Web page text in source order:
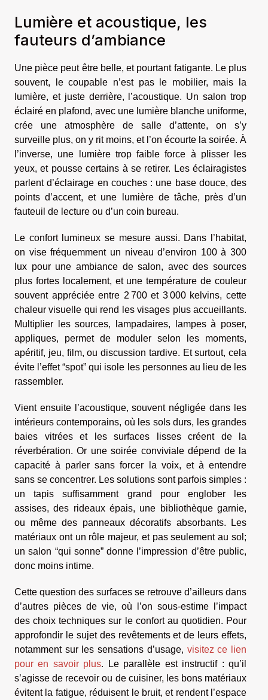
Lumière et acoustique, les
fauteurs d’ambiance
Une pièce peut être belle, et pourtant fatigante. Le plus
souvent, le coupable n’est pas le mobilier, mais la
lumière, et juste derrière, l’acoustique. Un salon trop
éclairé en plafond, avec une lumière blanche uniforme,
crée une atmosphère de salle d’attente, on s’y
surveille plus, on y rit moins, et l’on écourte la soirée. À
l’inverse, une lumière trop faible force à plisser les
yeux, et pousse certains à se retirer. Les éclairagistes
parlent d’éclairage en couches : une base douce, des
points d’accent, et une lumière de tâche, près d’un
fauteuil de lecture ou d’un coin bureau.
Le confort lumineux se mesure aussi. Dans l’habitat,
on vise fréquemment un niveau d’environ 100 à 300
lux pour une ambiance de salon, avec des sources
plus fortes localement, et une température de couleur
souvent appréciée entre 2 700 et 3 000 kelvins, cette
chaleur visuelle qui rend les visages plus accueillants.
Multiplier les sources, lampadaires, lampes à poser,
appliques, permet de moduler selon les moments,
apéritif, jeu, film, ou discussion tardive. Et surtout, cela
évite l’effet “spot” qui isole les personnes au lieu de les
rassembler.
Vient ensuite l’acoustique, souvent négligée dans les
intérieurs contemporains, où les sols durs, les grandes
baies vitrées et les surfaces lisses créent de la
réverbération. Or une soirée conviviale dépend de la
capacité à parler sans forcer la voix, et à entendre
sans se concentrer. Les solutions sont parfois simples :
un tapis suffisamment grand pour englober les
assises, des rideaux épais, une bibliothèque garnie,
ou même des panneaux décoratifs absorbants. Les
matériaux ont un rôle majeur, et pas seulement au sol;
un salon “qui sonne” donne l’impression d’être public,
donc moins intime.
Cette question des surfaces se retrouve d’ailleurs dans
d’autres pièces de vie, où l’on sous-estime l’impact
des choix techniques sur le confort au quotidien. Pour
approfondir le sujet des revêtements et de leurs effets,
notamment sur les sensations d’usage, visitez ce lien
pour en savoir plus. Le parallèle est instructif : qu’il
s’agisse de recevoir ou de cuisiner, les bons matériaux
évitent la fatigue, réduisent le bruit, et rendent l’espace